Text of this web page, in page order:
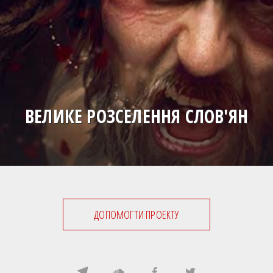
ВЕЛИКЕ РОЗСЕЛЕННЯ СЛОВ'ЯН
ДОПОМОГТИ ПРОЕКТУ